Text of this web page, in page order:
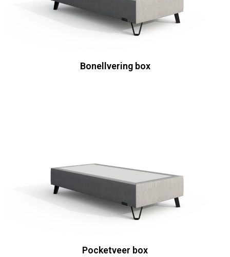
Bonellvering box
Pocketveer box